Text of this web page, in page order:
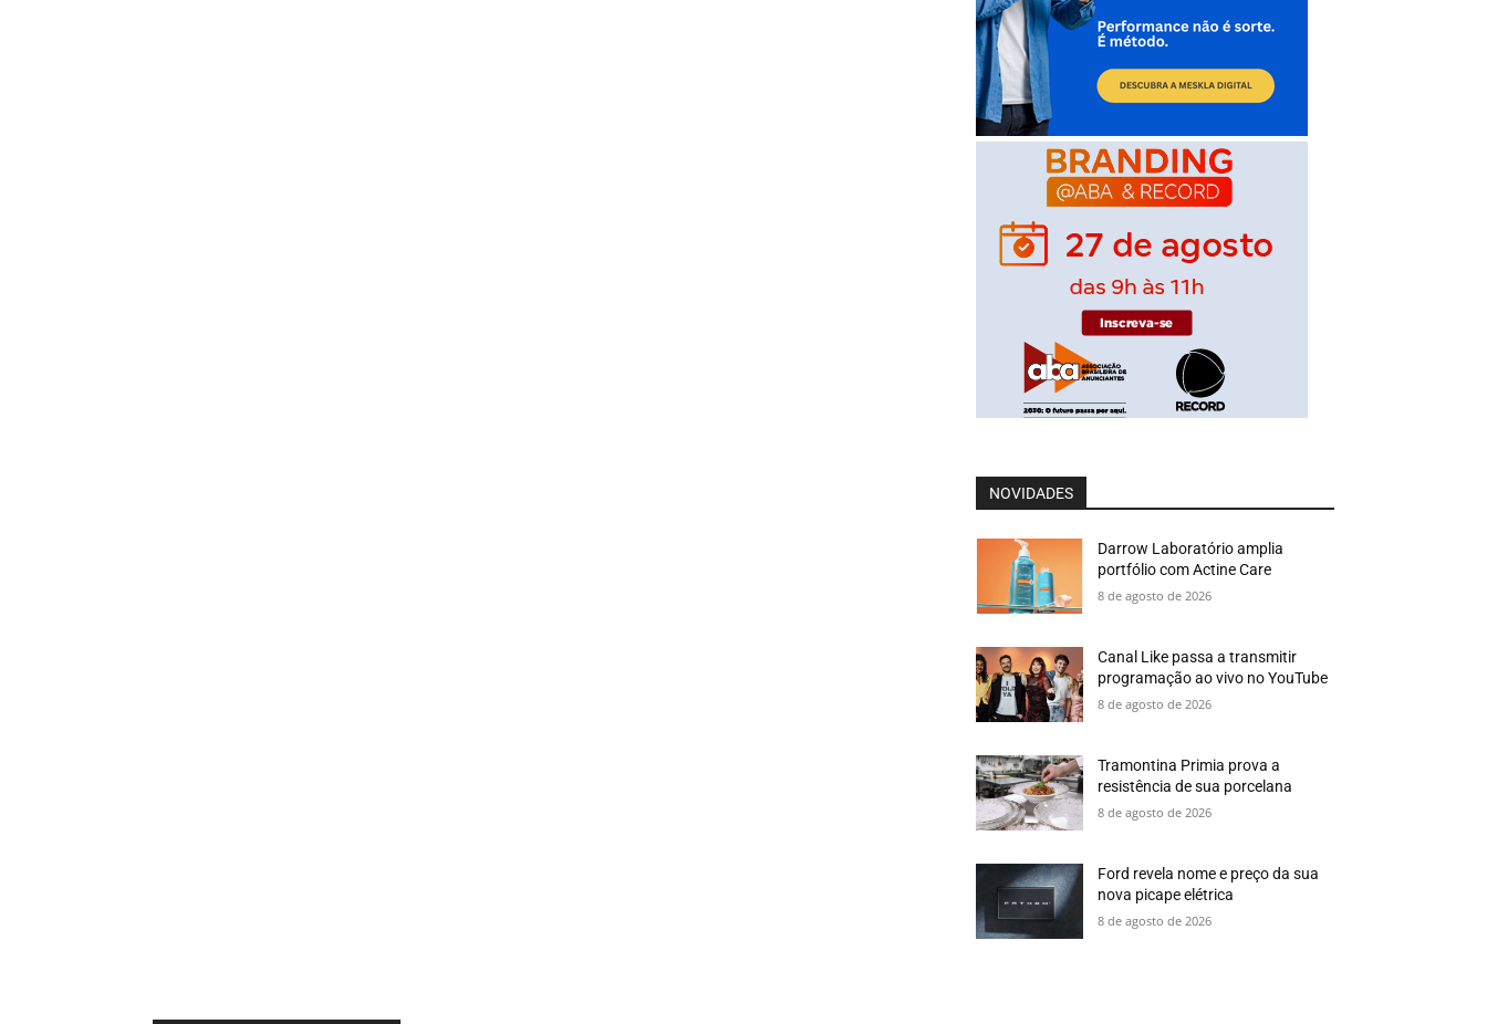
NOVIDADES
Darrow Laboratório amplia
portfólio com Actine Care
8 de agosto de 2026
Canal Like passa a transmitir
programação ao vivo no YouTube
8 de agosto de 2026
Tramontina Primia prova a
resistência de sua porcelana
8 de agosto de 2026
Ford revela nome e preço da sua
nova picape elétrica
8 de agosto de 2026